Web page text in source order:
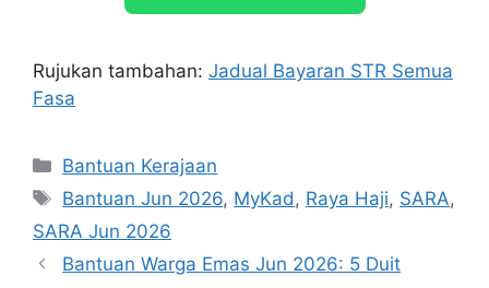
Rujukan tambahan: Jadual Bayaran STR Semua
Fasa
Categories
Bantuan Kerajaan
Tags
Bantuan Jun 2026, MyKad , Raya Haji, SARA,
SARA Jun 2026
Bantuan Warga Emas Jun 2026: 5 Duit